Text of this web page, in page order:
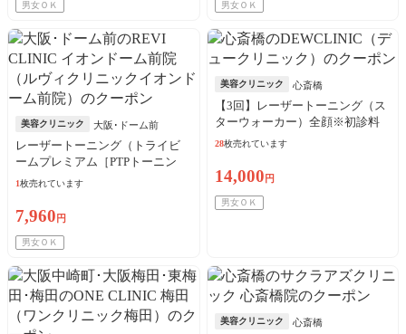
男女ＯＫ 男女ＯＫ
美容クリニック 大阪･ドーム前
レーザートーニング（トライビ
ームプレミアム［PTPトーニン
グ］）全顔※初診料込
1枚売れています
7,960 円
男女ＯＫ
美容クリニック 心斎橋
【3回】レーザートーニング（ス
ターウォーカー）全顔※初診料
込
28枚売れています
14,000 円
男女ＯＫ
美容クリニック 心斎橋